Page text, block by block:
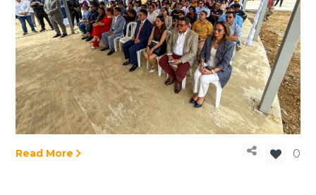
Read More 0